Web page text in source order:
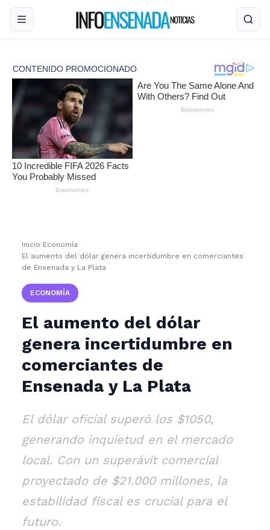
Inicio ›Economía›
El aumento del dólar genera incertidumbre en comerciantes
de Ensenada y La Plata
ECONOMÍA
El aumento del dólar
genera incertidumbre en
comerciantes de
Ensenada y La Plata
El dólar oficial superó los $1050,
generando inquietud en el mercado
local. Con un superávit comercial
proyectado de $21.000 millones, la
estabilidad fiscal es crucial para el
futuro.